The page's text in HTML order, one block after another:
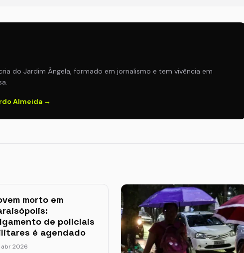
do Jardim Ângela, formado em jornalismo e tem vivência em
Almeida →
morto em
de policiais
é agendado
2026